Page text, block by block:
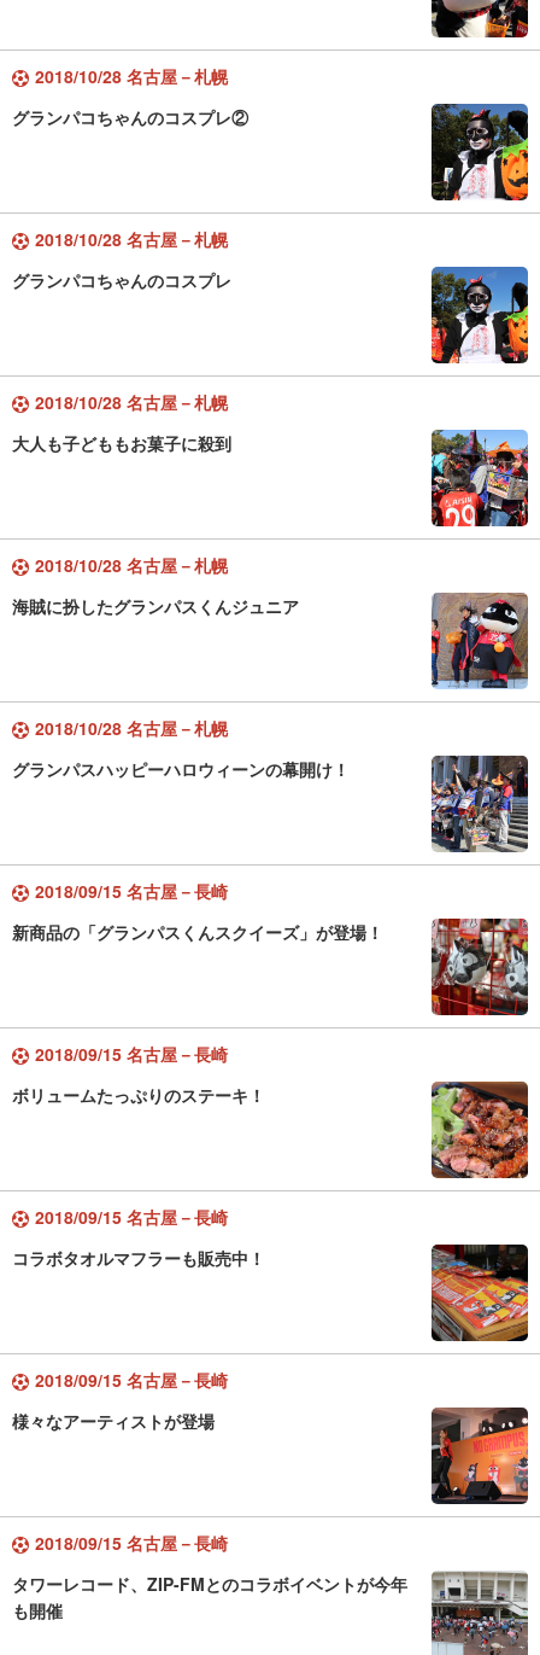
2018/10/28 名古屋－札幌
グランパコちゃんのコスプレ②
2018/10/28 名古屋－札幌
グランパコちゃんのコスプレ
2018/10/28 名古屋－札幌
大人も子どももお菓子に殺到
2018/10/28 名古屋－札幌
海賊に扮したグランパスくんジュニア
2018/10/28 名古屋－札幌
グランパスハッピーハロウィーンの幕開け！
2018/09/15 名古屋－長崎
新商品の「グランパスくんスクイーズ」が登場！
2018/09/15 名古屋－長崎
ボリュームたっぷりのステーキ！
2018/09/15 名古屋－長崎
コラボタオルマフラーも販売中！
2018/09/15 名古屋－長崎
様々なアーティストが登場
2018/09/15 名古屋－長崎
タワーレコード、ZIP-FMとのコラボイベントが今年
も開催